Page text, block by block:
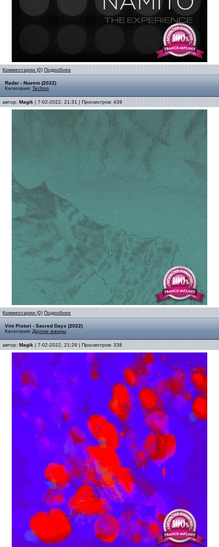
Комментарии (0) Подробнее
Radar - Nuvem (2022)
Категория: Techno
автор: Magik | 7-02-2022, 21:31 | Просмотров: 439
Комментарии (0) Подробнее
Vini Pistori - Sacred Days (2022)
Категория: Другие жанры
автор: Magik | 7-02-2022, 21:29 | Просмотров: 338